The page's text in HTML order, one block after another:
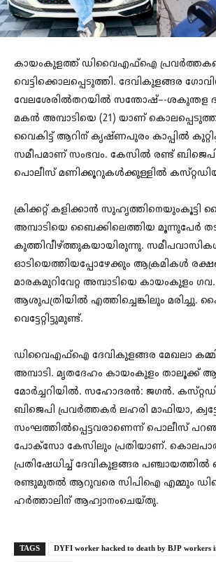
കായംകുളത്ത്‌ ഡിവൈഎഫ്ഐ പ്രവർത്തകനെ
വെട്ടിക്കൊലപ്പെടുത്തി. ദേവികുളങ്ങര
വേലശേരിൽതറയിൽ സന്തോഷ്–-ശകുന്തള
മകൻ അമ്പാടിയെ (21) യാണ്
വൈകിട്ട് ആറിന്‌ കൃഷ്‌ണപുരം കാപ്പിൽ
സമീപമാണ്‌ സംഭവം. കേസിൽ രണ്ട്
പൊലീസ് മണിക്കൂറുകൾക്കുള്ളിൽ
ക്രിക്കറ്റ് കളിക്കാൻ
അമ്പാടിയെ ബൈക്കിലെത്തിയ മൂന്നുപേർ
കുത്തിവീഴ്‌ത്തുകയായിരുന്നു.
ഓടിയെത്തിയപ്പോഴേക്കും ആക്രമികൾ
മാരകമുറിവേറ്റ അമ്പാടിയെ കായംകുളം
ആശുപത്രിയിൽ എത്തിച്ചെങ്കിലും മരിച്ചു.
വെട്ടേറ്റിട്ടുമുണ്ട്.
ഡിവൈഎഫ്ഐ ദേവികുളങ്ങര മേഖലാ
അമ്പാടി. മൃതദേഹം കായംകുളം താലൂക്ക്
മോർച്ചറിയിൽ. സഹോദരൻ: ജഗൻ.
ബിജെപി പ്രവർത്തകർ ലഹരി മാഫിയാ,
സംഘത്തിൽപ്പെട്ടവരാണെന്ന്‌ പൊലീസ്‌
പോക്‌സോ കേസിലും പ്രതിയാണ്‌.
പ്രതിഷേധിച്ച്‌ ദേവികുളങ്ങര
രണ്ടുമുതൽ ആറുവരെ സിപിഐ എമ്മും
ഹർത്താലിന്‌ ആഹ്വാനംചെയ്‌തു.
TAGS
DYFI worker hacked to death by BJP workers